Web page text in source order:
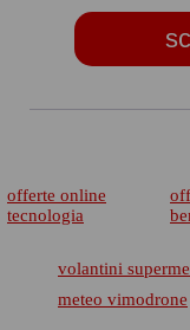
offerte online
tecnologia
volantini
meteo vimodrone